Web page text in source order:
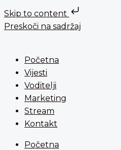
Skip to content
Preskoči na sadržaj
Početna
Vijesti
Voditelji
Marketing
Stream
Kontakt
Početna